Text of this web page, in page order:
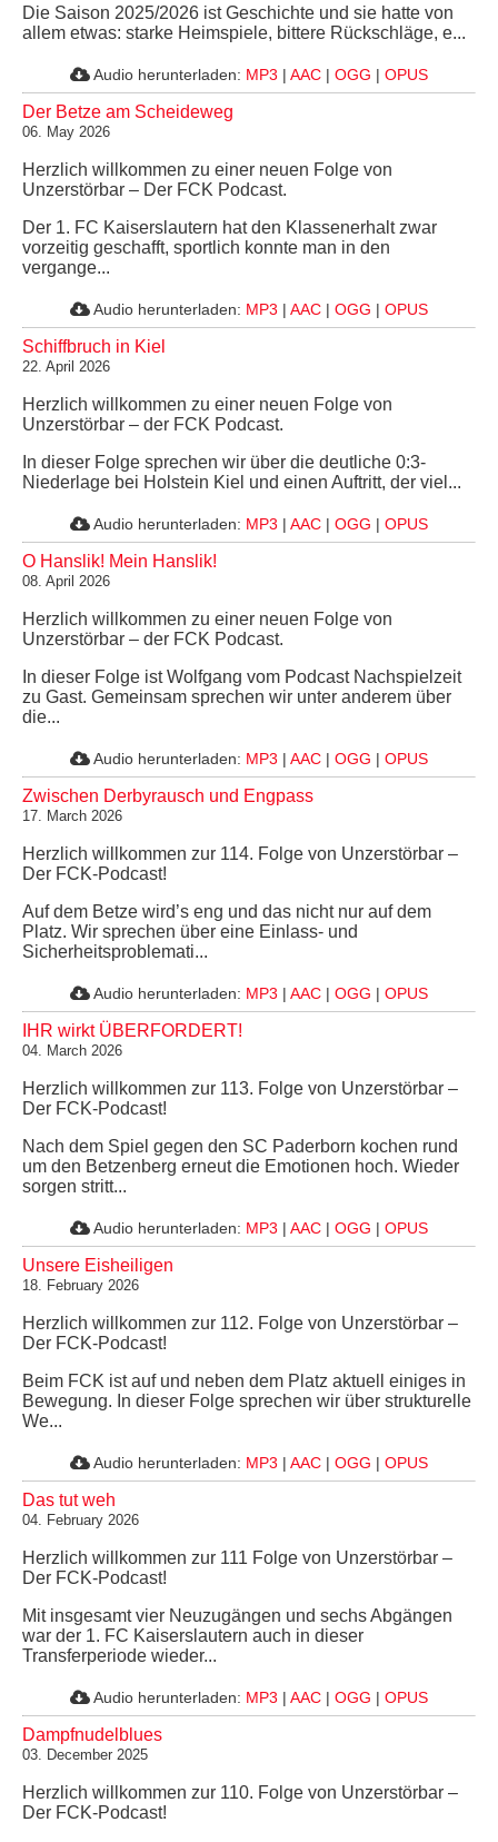
Die Saison 2025/2026 ist Geschichte und sie hatte von
allem etwas: starke Heimspiele, bittere Rückschläge, e...
Audio herunterladen: MP3 | AAC | OGG | OPUS
Der Betze am Scheideweg
06. May 2026
Herzlich willkommen zu einer neuen Folge von
Unzerstörbar – Der FCK Podcast.
Der 1. FC Kaiserslautern hat den Klassenerhalt zwar
vorzeitig geschafft, sportlich konnte man in den
vergange...
Audio herunterladen: MP3 | AAC | OGG | OPUS
Schiffbruch in Kiel
22. April 2026
Herzlich willkommen zu einer neuen Folge von
Unzerstörbar – der FCK Podcast.
In dieser Folge sprechen wir über die deutliche 0:3-
Niederlage bei Holstein Kiel und einen Auftritt, der viel...
Audio herunterladen: MP3 | AAC | OGG | OPUS
O Hanslik! Mein Hanslik!
08. April 2026
Herzlich willkommen zu einer neuen Folge von
Unzerstörbar – der FCK Podcast.
In dieser Folge ist Wolfgang vom Podcast Nachspielzeit
zu Gast. Gemeinsam sprechen wir unter anderem über
die...
Audio herunterladen: MP3 | AAC | OGG | OPUS
Zwischen Derbyrausch und Engpass
17. March 2026
Herzlich willkommen zur 114. Folge von Unzerstörbar –
Der FCK-Podcast!
Auf dem Betze wird’s eng und das nicht nur auf dem
Platz. Wir sprechen über eine Einlass- und
Sicherheitsproblemati...
Audio herunterladen: MP3 | AAC | OGG | OPUS
IHR wirkt ÜBERFORDERT!
04. March 2026
Herzlich willkommen zur 113. Folge von Unzerstörbar –
Der FCK-Podcast!
Nach dem Spiel gegen den SC Paderborn kochen rund
um den Betzenberg erneut die Emotionen hoch. Wieder
sorgen stritt...
Audio herunterladen: MP3 | AAC | OGG | OPUS
Unsere Eisheiligen
18. February 2026
Herzlich willkommen zur 112. Folge von Unzerstörbar –
Der FCK-Podcast!
Beim FCK ist auf und neben dem Platz aktuell einiges in
Bewegung. In dieser Folge sprechen wir über strukturelle
We...
Audio herunterladen: MP3 | AAC | OGG | OPUS
Das tut weh
04. February 2026
Herzlich willkommen zur 111 Folge von Unzerstörbar –
Der FCK-Podcast!
Mit insgesamt vier Neuzugängen und sechs Abgängen
war der 1. FC Kaiserslautern auch in dieser
Transferperiode wieder...
Audio herunterladen: MP3 | AAC | OGG | OPUS
Dampfnudelblues
03. December 2025
Herzlich willkommen zur 110. Folge von Unzerstörbar –
Der FCK-Podcast!